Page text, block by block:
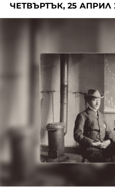
Съвет за
БНР Новини
Детското.БНР
ЧЕТВЪРТЪК, 25 АПРИЛ